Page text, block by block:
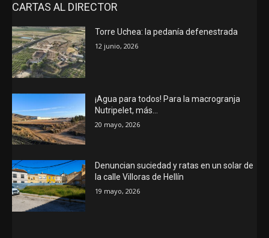
CARTAS AL DIRECTOR
Torre Uchea: la pedanía defenestrada
12 junio, 2026
¡Agua para todos! Para la macrogranja
Nutripelet, más…
20 mayo, 2026
Denuncian suciedad y ratas en un solar de
la calle Villoras de Hellín
19 mayo, 2026